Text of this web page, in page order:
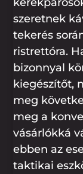
szeretnek
tekerés
ristrettóra.
bizonnyal
kiegészítőt,
meg
meg a
vásárlókká
ebben az
taktikai